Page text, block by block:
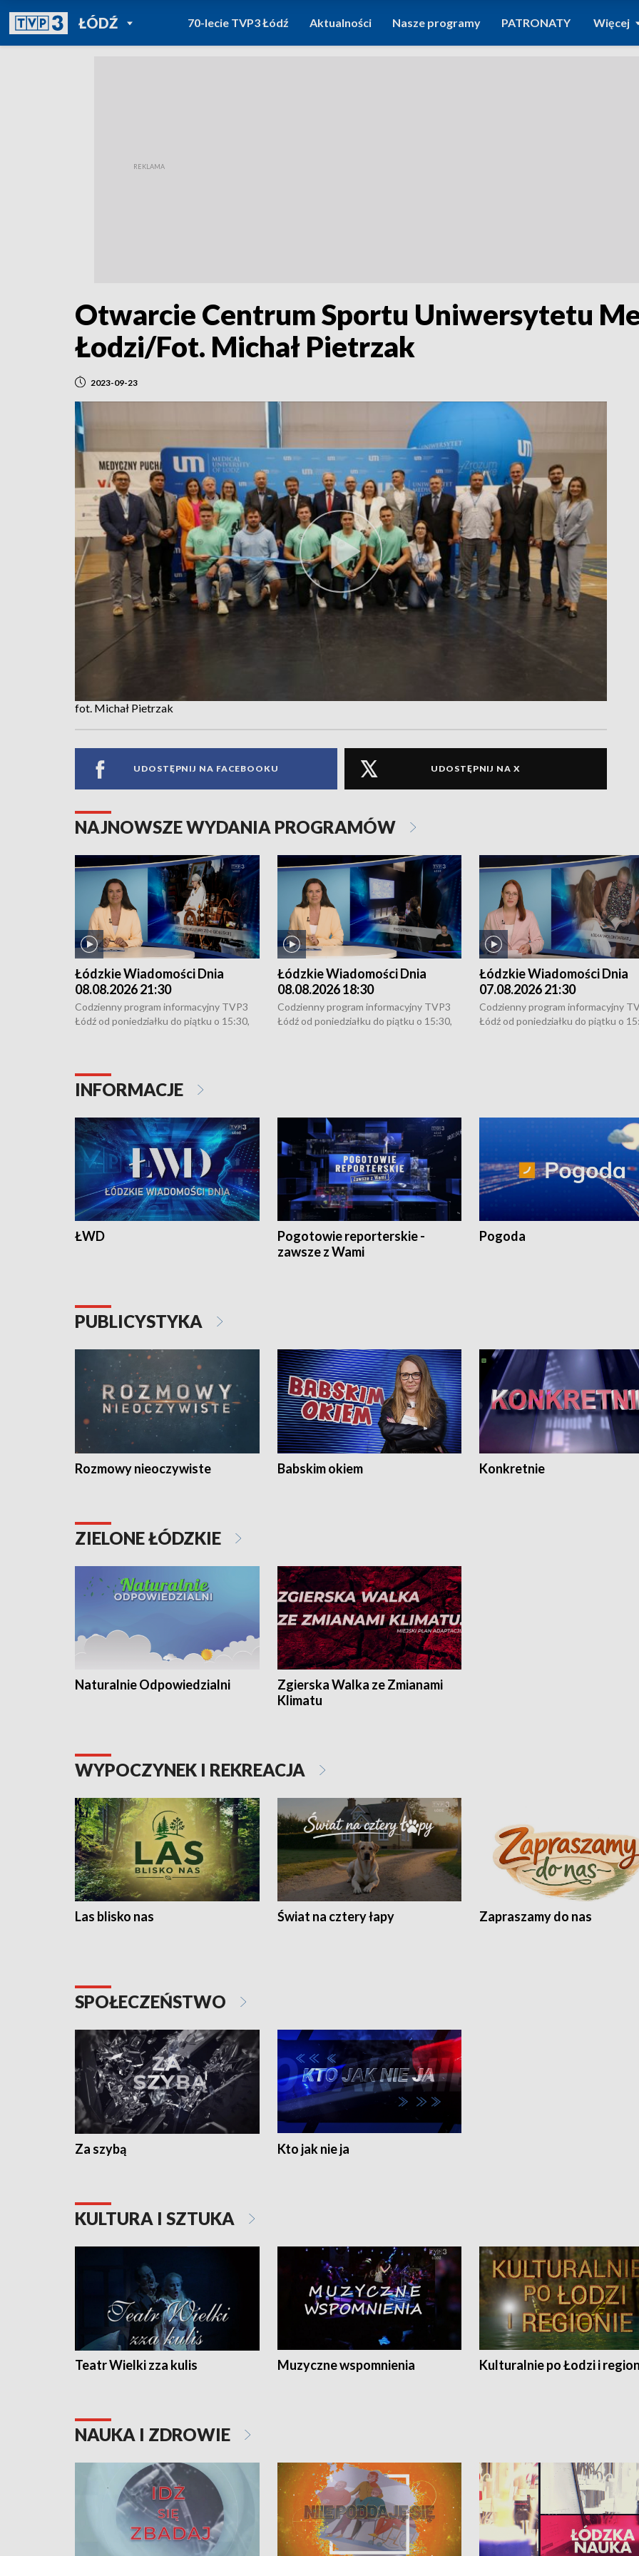
ŁÓDŹPOWRÓT DO
TVP REGIONY
70-lecie TVP3 Łódź Aktualności Nasze programy PATRONATY Więcej
Otwarcie Centrum Sportu Uniwersytetu
Łodzi/Fot. Michał Pietrzak
2023-09-23
fot. Michał Pietrzak
UDOSTĘPNIJ NA FACEBOOKU UDOSTĘPNIJ NA X
NAJNOWSZE WYDANIA PROGRAMÓW
Łódzkie Wiadomości Dnia
08.08.2026 21:30
Codzienny program informacyjny TVP3
Łódź od poniedziałku do piątku o 15:30,
Łódzkie Wiadomości Dnia
08.08.2026 18:30
Codzienny program informacyjny TVP3
Łódź od poniedziałku do piątku o 15:30,
Łódzkie Wiadomości Dnia
07.08.2026 21:30
Codzienny program informacyjny
Łódź od poniedziałku do piątku o
INFORMACJE
ŁWD
Pogotowie reporterskie -
zawsze z Wami
Pogoda
PUBLICYSTYKA
Rozmowy nieoczywiste Babskim okiem Konkretnie
ZIELONE ŁÓDZKIE
Naturalnie Odpowiedzialni
Zgierska Walka ze Zmianami
Klimatu
WYPOCZYNEK I REKREACJA
Las blisko nas Świat na cztery łapy Zapraszamy do nas
SPOŁECZEŃSTWO
Za szybą Kto jak nie ja
KULTURA I SZTUKA
Teatr Wielki zza kulis Muzyczne wspomnienia Kulturalnie po Łodzi i
NAUKA I ZDROWIE